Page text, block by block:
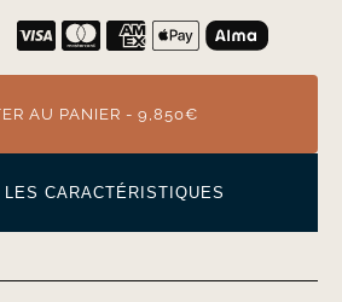
AU PANIER - 9,850€
CARACTÉRISTIQUES